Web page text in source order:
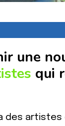
une
qui
des